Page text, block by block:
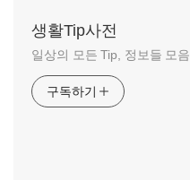
생활Tip사전
일상의 모든 Tip, 정보들 모음
구독하기